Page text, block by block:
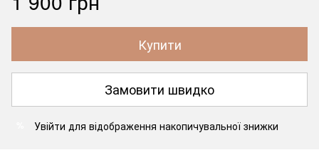
Купити
Замовити швидко
Увійти для відображення накопичувальної знижки